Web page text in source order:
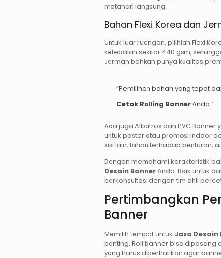
matahari langsung.
Bahan Flexi Korea dan
Untuk luar ruangan, pilihlah Flexi
ketebalan sekitar 440 gsm,
Jerman bahkan punya kualitas
“Pemilihan bahan yang tepat
Cetak Rolling BannerAnda.”
Ada juga Albatros dan PVC
untuk poster atau promosi indoor
sisi lain, tahan terhadap benturan,
Dengan memahami karakteristik
Desain BannerAnda. Baik untuk
berkonsultasi dengan tim ahli
Pertimbangkan
Banner
Memilih tempat untuk Jasa Desain
penting. Roll banner bisa dipasang
yang harus diperhatikan agar